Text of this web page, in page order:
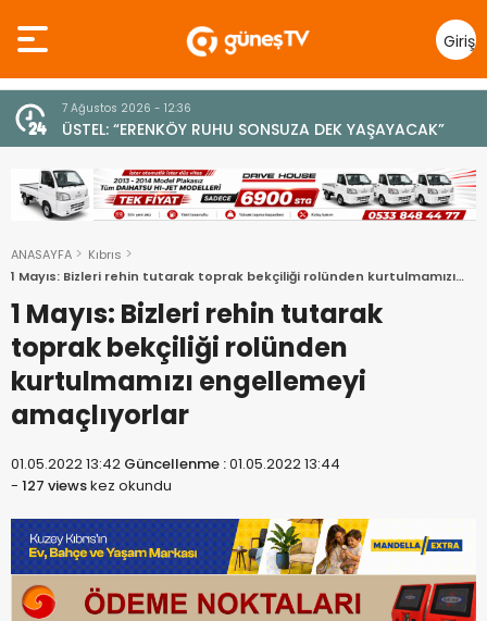
Giriş
Yap
7 Ağustos 2026 - 12:36
ÜSTEL: “ERENKÖY RUHU SONSUZA DEK YAŞAYACAK”
ANASAYFA
Kıbrıs
1 Mayıs: Bizleri rehin tutarak toprak bekçiliği rolünden kurtulmamızı
engellemeyi amaçlıyorlar
1 Mayıs: Bizleri rehin tutarak
toprak bekçiliği rolünden
kurtulmamızı engellemeyi
amaçlıyorlar
01.05.2022 13:42 Güncellenme :01.05.2022 13:44
- 127 viewskez okundu